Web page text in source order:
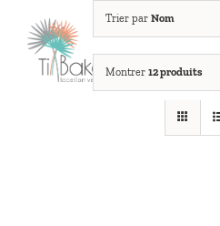
contenu
Trier par Nom
Montrer 12 produits